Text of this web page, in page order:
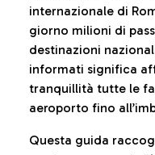
internazionale di
giorno milioni di
destinazioni
informati significa
tranquillità tutte le
aeroporto fino
Questa guida